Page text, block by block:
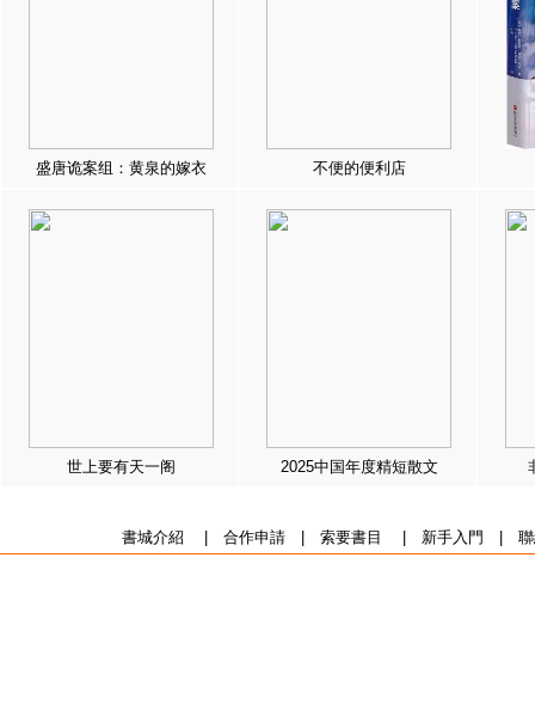
盛唐诡案组：黄泉的嫁衣 不便的便利店
世上要有天一阁 2025中国年度精短散文
書城介紹 合作申請| 索要書目 新手入門